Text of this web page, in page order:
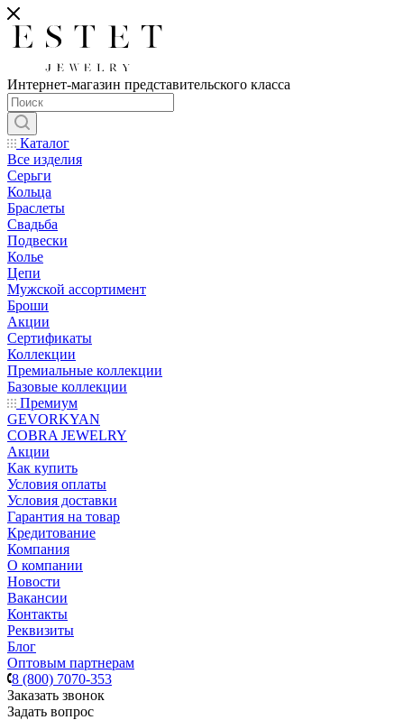
Интернет-магазин представительского класса
Каталог
Все изделия
Серьги
Кольца
Браслеты
Свадьба
Подвески
Колье
Цепи
Мужской ассортимент
Броши
Акции
Сертификаты
Коллекции
Премиальные коллекции
Базовые коллекции
Премиум
GEVORKYAN
COBRA JEWELRY
Акции
Как купить
Условия оплаты
Условия доставки
Гарантия на товар
Кредитование
Компания
О компании
Новости
Вакансии
Контакты
Реквизиты
Блог
Оптовым партнерам
8 (800) 7070-353
Заказать звонок
Задать вопрос